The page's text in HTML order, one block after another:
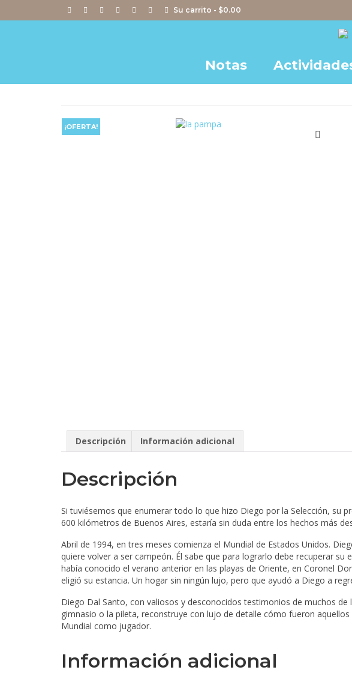
Su carrito - $0.00
Notas
¡OFERTA!
Descripción Información adicional
Descripción
Si tuviésemos que enumerar todo lo que hizo Diego por la Selección, su
600 kilómetros de Buenos Aires, estaría sin duda entre los hechos más
Abril de 1994, en tres meses comienza el Mundial de Estados Unidos.
quiere volver a ser campeón. Él sabe que para lograrlo debe recuperar
había conocido el verano anterior en las playas de Oriente, en Coronel
eligió su estancia. Un hogar sin ningún lujo, pero que ayudó a Diego a
Diego Dal Santo, con valiosos y desconocidos testimonios de muchos
gimnasio o la pileta, reconstruye con lujo de detalle cómo fueron
Mundial como jugador.
Información adicional